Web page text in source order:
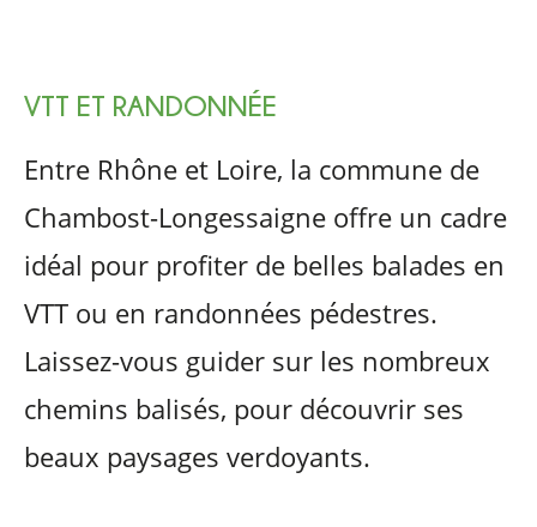
VTT ET RANDONNÉE
Entre Rhône et Loire, la commune de
Chambost-Longessaigne offre un cadre
idéal pour profiter de belles balades en
VTT ou en randonnées pédestres.
Laissez-vous guider sur les nombreux
chemins balisés, pour découvrir ses
beaux paysages verdoyants.
Contacter la mairie